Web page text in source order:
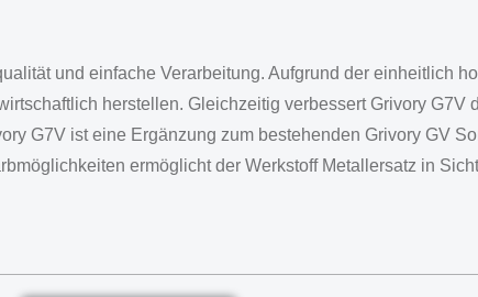
und einfache Verarbeitung. Aufgrund der einheitlich
herstellen. Gleichzeitig verbessert Grivory G7V
G7V ist eine Ergänzung zum bestehenden Grivory GV
ermöglicht der Werkstoff Metallersatz in